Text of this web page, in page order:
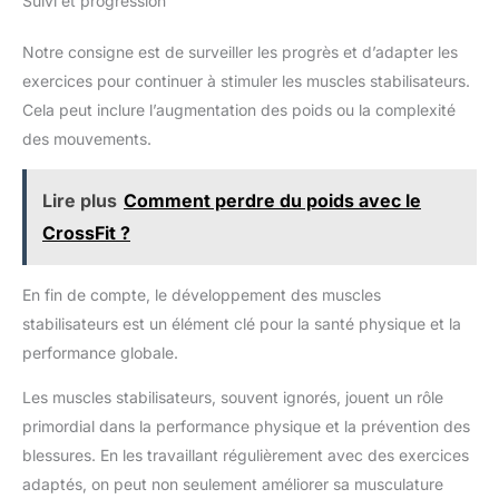
Notre consigne est de surveiller les progrès et d’adapter les
exercices pour continuer à stimuler les muscles stabilisateurs.
Cela peut inclure l’augmentation des poids ou la complexité
des mouvements.
Lire plus Comment perdre du poids avec le
CrossFit ?
En fin de compte, le développement des muscles
stabilisateurs est un élément clé pour la santé physique et la
performance globale.
Les muscles stabilisateurs, souvent ignorés, jouent un rôle
primordial dans la performance physique et la prévention des
blessures. En les travaillant régulièrement avec des exercices
adaptés, on peut non seulement améliorer sa musculature